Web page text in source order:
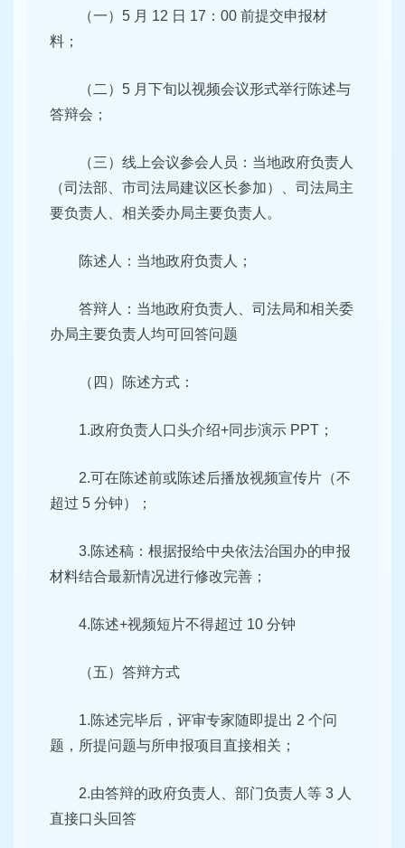
（一）5 月 12 日 17：00 前提交申报材
料；
（二）5 月下旬以视频会议形式举行陈述与
答辩会；
（三）线上会议参会人员：当地政府负责人
（司法部、市司 法局建议区长参加）、司法局主
要负责人、相关委办局主要负责 人。
陈述人：当地政府负责人；
答辩人：当地政府负责人、司法局和相关委
办局主要负责人 均可回答问题
（四）陈述方式：
1.政府负责人口头介绍+同步演示 PPT；
2.可在陈述前或陈述后播放视频宣传片（不
超过 5 分钟）；
3.陈述稿：根据报给中央依法治国办的申报
材料结合最新情况进行修改完善；
4.陈述+视频短片不得超过 10 分钟
（五）答辩方式
1.陈述完毕后，评审专家随即提出 2 个问
题，所提问题与所申报项目直接相关；
2.由答辩的政府负责人、部门负责人等 3 人
直接口头回答